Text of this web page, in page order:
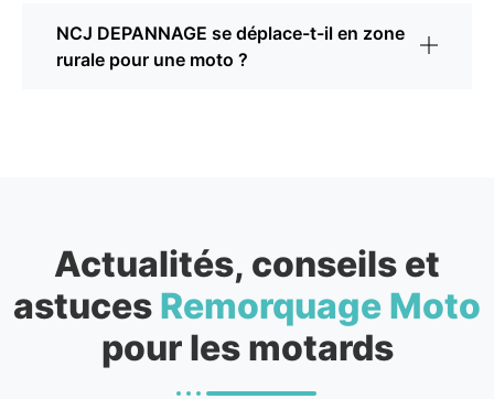
NCJ DEPANNAGE se déplace-t-il en zone
rurale pour une moto ?
Actualités, conseils et
astuces Remorquage Moto
pour les motards